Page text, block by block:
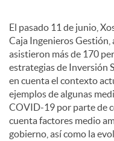
El pasado 11 de junio,
Caja Ingenieros Gestión,
asistieron más de 170
estrategias de Inversión
en cuenta el contexto
ejemplos de algunas
COVID-19 por parte de
cuenta factores medio
gobierno, así como la